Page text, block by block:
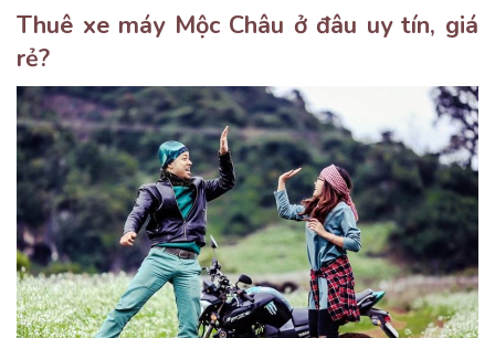
Thuê xe máy Mộc Châu ở đâu uy tín, giá
rẻ?